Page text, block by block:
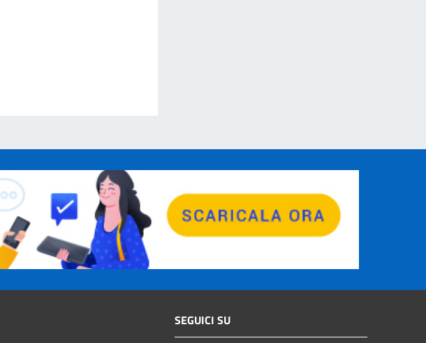
SEGUICI SU